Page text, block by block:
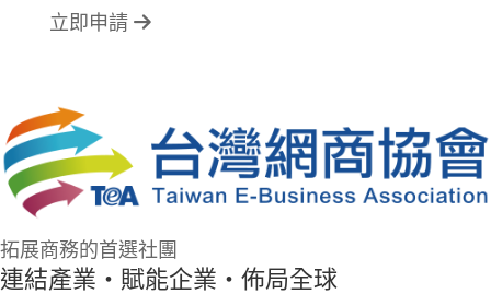
立即申請
拓展商務的首選社團
連結產業・賦能企業・佈局全球